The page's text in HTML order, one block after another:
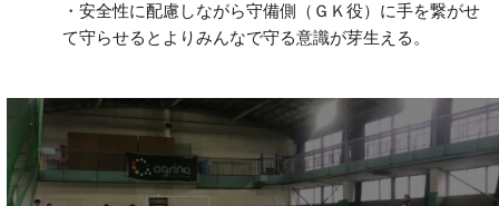
・安全性に配慮しながら守備側（ＧＫ役）に手を繋がせ
て守らせるとよりみんなで守る意識が芽生える。